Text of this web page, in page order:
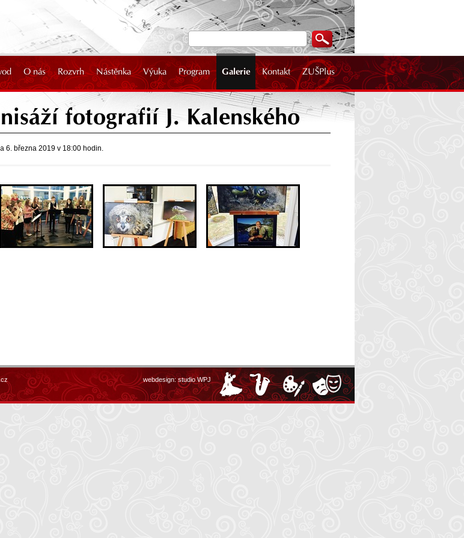
O nás Rozvrh Nástěnka Výuka Program Galerie Kontakt ZUŠPlus
fotografií J. Kalenského
6. března 2019 v 18:00 hodin.
webdesign:studio WPJ